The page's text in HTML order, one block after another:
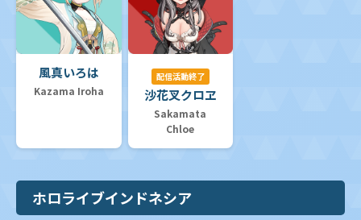
風真いろは
Kazama Iroha
配信活動終了
沙花叉クロヱ
Sakamata
Chloe
ホロライブインドネシア